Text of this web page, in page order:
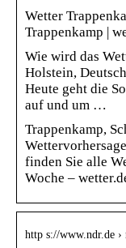
Wetter
Trappenkamp |
Wie wird das
Holstein,
Heute geht die
auf und um …
Trappenkamp,
finden Sie alle
Woche –
http s://www.ndr.de ›